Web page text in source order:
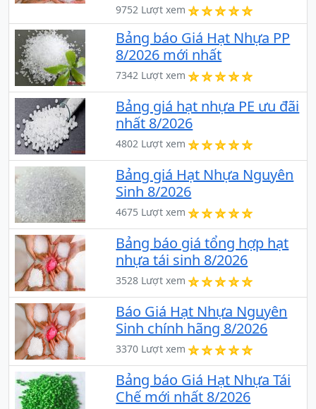
9752 Lượt xem
Bảng báo Giá Hạt Nhựa PP
8/2026 mới nhất
7342 Lượt xem
Bảng giá hạt nhựa PE ưu đãi
nhất 8/2026
4802 Lượt xem
Bảng giá Hạt Nhựa Nguyên
Sinh 8/2026
4675 Lượt xem
Bảng báo giá tổng hợp hạt
nhựa tái sinh 8/2026
3528 Lượt xem
Báo Giá Hạt Nhựa Nguyên
Sinh chính hãng 8/2026
3370 Lượt xem
Bảng báo Giá Hạt Nhựa Tái
Chế mới nhất 8/2026